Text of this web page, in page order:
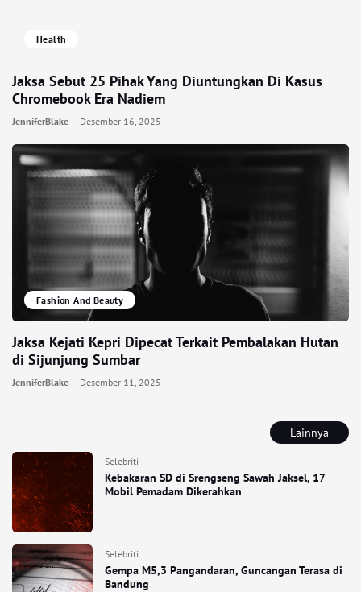
Lainnya
Selebriti
Kebakaran SD di Srengseng Sawah Jaksel, 17
Mobil Pemadam Dikerahkan
Selebriti
Gempa M5,3 Pangandaran, Guncangan Terasa di
Bandung
Health
Jaksa Sebut 25 Pihak Yang Diuntungkan Di Kasus
Chromebook Era Nadiem
JenniferBlake Desember 16, 2025
Fashion And Beauty
Jaksa Kejati Kepri Dipecat Terkait Pembalakan Hutan
di Sijunjung Sumbar
JenniferBlake Desember 11, 2025